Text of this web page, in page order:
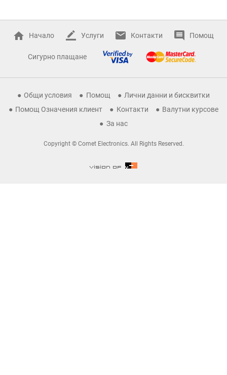
Начало Услуги Контакти Помощ
Сигурно плащане
Общи условия Помощ
Лични данни и бисквитки
Помощ Означения клиент
Контакти
Валутни курсове
За нас
Copyright © Comet Electronics. All Rights Reserved.